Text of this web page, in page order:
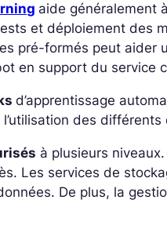
aide généralement à
et déploiement des
pré-formés peut aider
en support du service
d’apprentissage
des différents
à plusieurs
Les services de
De plus, la